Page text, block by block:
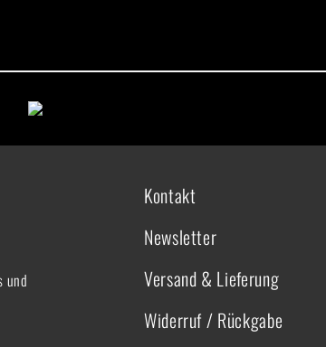
und
Kontakt
Newsletter
Versand & Lieferung
Widerruf / Rückgabe